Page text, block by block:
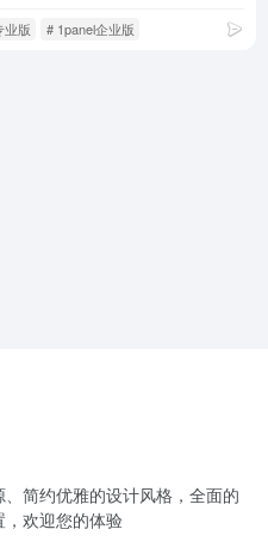
业版 # 1panel企业版
简约优雅的设计风格，全面的
欢迎您的体验